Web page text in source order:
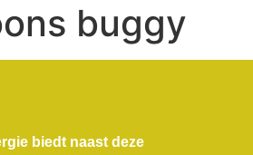
buggy
biedt naast deze